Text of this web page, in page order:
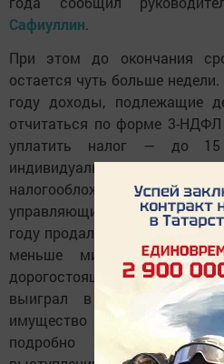
Сафиуллин.
При этом до окончания
остается чуть больше недели.
году доходы, подлежащие
отчитаться по форме 3-НДФЛ
уплатить налог — до
индивидуальных
налогообложения,
управляющих и тех
году продал имущество,
меньше минимального
дорогостоящие подарки не
выиграл в лотерею,
имущество в аренду или
подробно